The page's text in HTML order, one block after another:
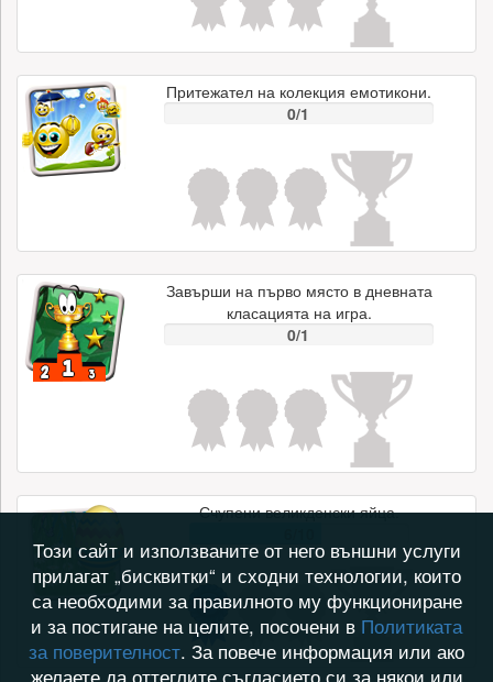
Притежател на колекция емотикони.
0/1
Завърши на първо място в дневната
класацията на игра.
0/1
Счупени великденски яйца.
Този сайт и използваните от него външни услуги
прилагат „бисквитки“ и сходни технологии, които
са необходими за правилното му функциониране
и за постигане на целите, посочени в Политиката
за поверителност. За повече информация или ако
желаете да оттеглите съгласието си за някои или